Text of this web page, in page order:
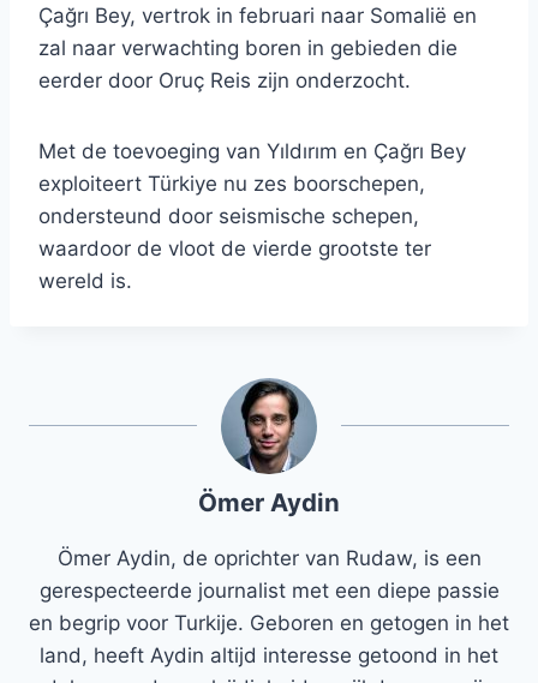
Çağrı Bey, vertrok in februari naar Somalië en
zal naar verwachting boren in gebieden die
eerder door Oruç Reis zijn onderzocht.
Met de toevoeging van Yıldırım en Çağrı Bey
exploiteert Türkiye nu zes boorschepen,
ondersteund door seismische schepen,
waardoor de vloot de vierde grootste ter
wereld is.
Ömer Aydin
Ömer Aydin, de oprichter van Rudaw, is een
gerespecteerde journalist met een diepe passie
en begrip voor Turkije. Geboren en getogen in het
land, heeft Aydin altijd interesse getoond in het